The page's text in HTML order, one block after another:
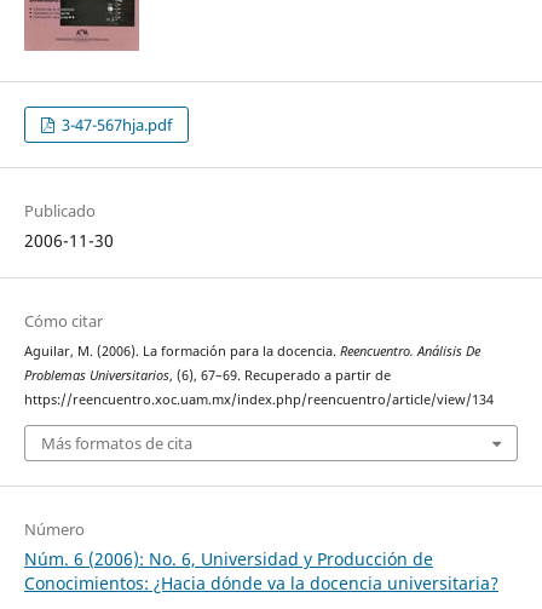
3-47-567hja.pdf
Publicado
2006-11-30
Cómo citar
Aguilar, M. (2006). La formación para la docencia. Reencuentro. Análisis De
Problemas Universitarios, (6), 67–69. Recuperado a partir de
https://reencuentro.xoc.uam.mx/index.php/reencuentro/article/view/134
Más formatos de cita
Número
Núm. 6 (2006): No. 6, Universidad y Producción de
Conocimientos: ¿Hacia dónde va la docencia universitaria?